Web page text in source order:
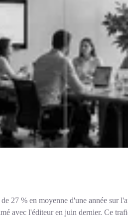
27 % en moyenne d'une année
avec l'éditeur en juin dernier. Ce